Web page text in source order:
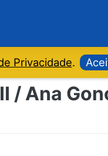
Privacidade.
/ Ana